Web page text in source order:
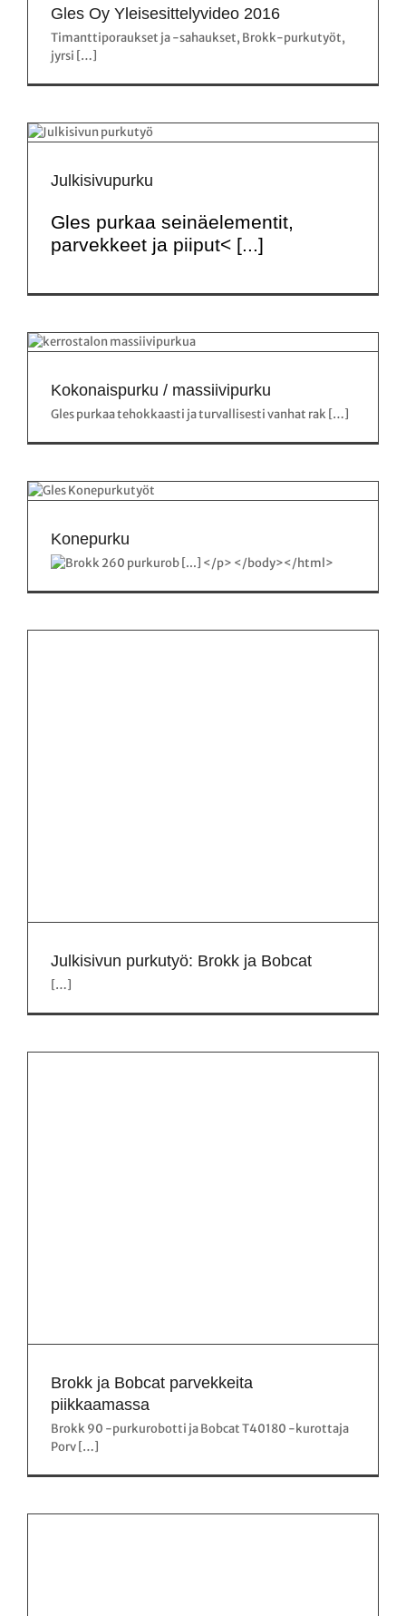
Gles Oy Yleisesittelyvideo 2016
Timanttiporaukset ja -sahaukset, Brokk-purkutyöt,
jyrsi […]
Julkisivupurku
Gles purkaa seinäelementit,
parvekkeet ja piiput< [...]
Kokonaispurku / massiivipurku
Gles purkaa tehokkaasti ja turvallisesti vanhat rak […]
Konepurku
Julkisivun purkutyö: Brokk ja Bobcat
[…]
Brokk ja Bobcat parvekkeita
piikkaamassa
Brokk 90 -purkurobotti ja Bobcat T40180 -kurottaja
Porv […]